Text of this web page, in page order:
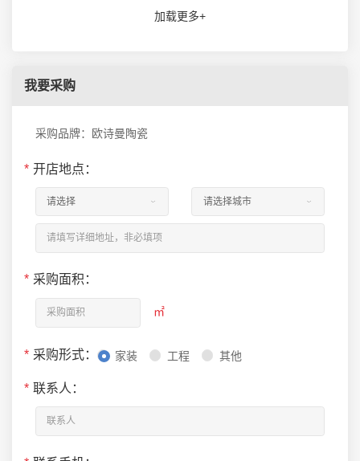
加载更多+
我要采购
采购品牌：欧诗曼陶瓷
* 开店地点：
* 采购面积：
㎡
* 采购形式： 家装 工程 其他
* 联系人：